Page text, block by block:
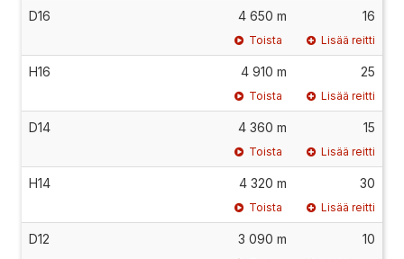
D16 4 650 m 16
Toista Lisää reitti
H16 4 910 m 25
Toista Lisää reitti
D14 4 360 m 15
Toista Lisää reitti
H14 4 320 m 30
Toista Lisää reitti
D12 3 090 m 10